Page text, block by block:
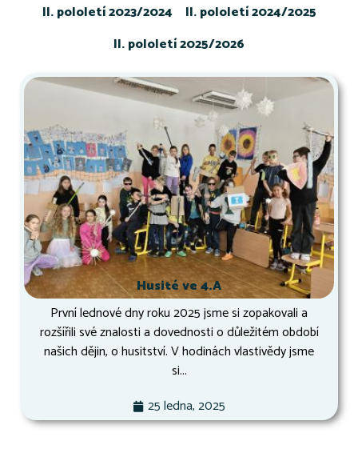
II. pololetí 2023/2024
II. pololetí 2024/2025
II. pololetí 2025/2026
Husité ve 4.A
První lednové dny roku 2025 jsme si zopakovali a
rozšířili své znalosti a dovednosti o důležitém období
našich dějin, o husitství. V hodinách vlastivědy jsme
si...
25 ledna, 2025